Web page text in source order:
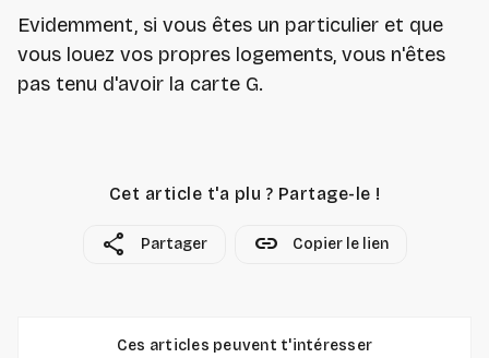
Evidemment, si vous êtes un particulier et que
vous louez vos propres logements, vous n'êtes
pas tenu d'avoir la carte G.
Cet article t'a plu ? Partage-le !
share Partager link Copier le lien
Ces articles peuvent t'intéresser